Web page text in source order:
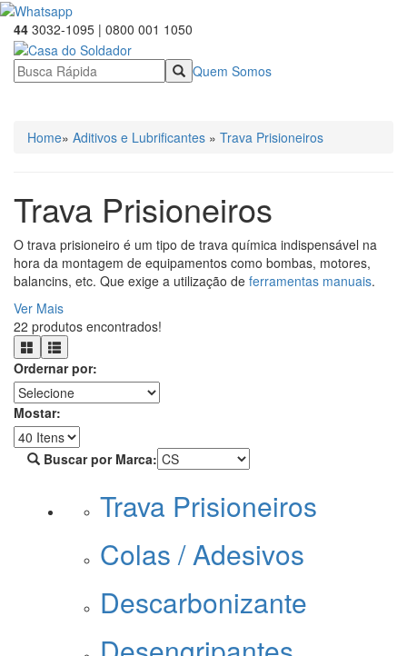
44 3032-1095 | 0800 001 1050
Quem Somos
Home» Aditivos e Lubrificantes » Trava Prisioneiros
Trava Prisioneiros
O trava prisioneiro é um tipo de trava química indispensável na
hora da montagem de equipamentos como bombas, motores,
balancins, etc. Que exige a utilização de ferramentas manuais.
Ver Mais
22 produtos encontrados!
Ordernar por:
Mostar:
Buscar por Marca:
Trava Prisioneiros
Colas / Adesivos
Descarbonizante